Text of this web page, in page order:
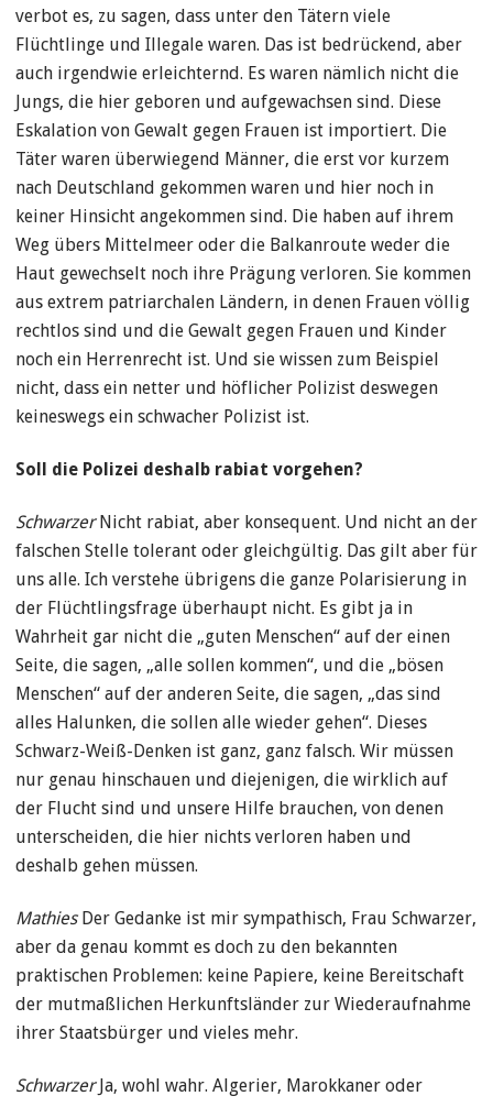
verbot es, zu sagen, dass unter den Tätern viele
Flüchtlinge und Illegale waren. Das ist bedrückend, aber
auch irgendwie erleichternd. Es waren nämlich nicht die
Jungs, die hier geboren und aufgewachsen sind. Diese
Eskalation von Gewalt gegen Frauen ist importiert. Die
Täter waren überwiegend Männer, die erst vor kurzem
nach Deutschland gekommen waren und hier noch in
keiner Hinsicht angekommen sind. Die haben auf ihrem
Weg übers Mittelmeer oder die Balkanroute weder die
Haut gewechselt noch ihre Prägung verloren. Sie kommen
aus extrem patriarchalen Ländern, in denen Frauen völlig
rechtlos sind und die Gewalt gegen Frauen und Kinder
noch ein Herrenrecht ist. Und sie wissen zum Beispiel
nicht, dass ein netter und höflicher Polizist deswegen
keineswegs ein schwacher Polizist ist.
Soll die Polizei deshalb rabiat vorgehen?
SchwarzerNicht rabiat, aber konsequent. Und nicht an der
falschen Stelle tolerant oder gleichgültig. Das gilt aber für
uns alle. Ich verstehe übrigens die ganze Polarisierung in
der Flüchtlingsfrage überhaupt nicht. Es gibt ja in
Wahrheit gar nicht die „guten Menschen“ auf der einen
Seite, die sagen, „alle sollen kommen“, und die „bösen
Menschen“ auf der anderen Seite, die sagen, „das sind
alles Halunken, die sollen alle wieder gehen“. Dieses
Schwarz-Weiß-Denken ist ganz, ganz falsch. Wir müssen
nur genau hinschauen und diejenigen, die wirklich auf
der Flucht sind und unsere Hilfe brauchen, von denen
unterscheiden, die hier nichts verloren haben und
deshalb gehen müssen.
MathiesDer Gedanke ist mir sympathisch, Frau Schwarzer,
aber da genau kommt es doch zu den bekannten
praktischen Problemen: keine Papiere, keine Bereitschaft
der mutmaßlichen Herkunftsländer zur Wiederaufnahme
ihrer Staatsbürger und vieles mehr.
SchwarzerJa, wohl wahr. Algerier, Marokkaner oder